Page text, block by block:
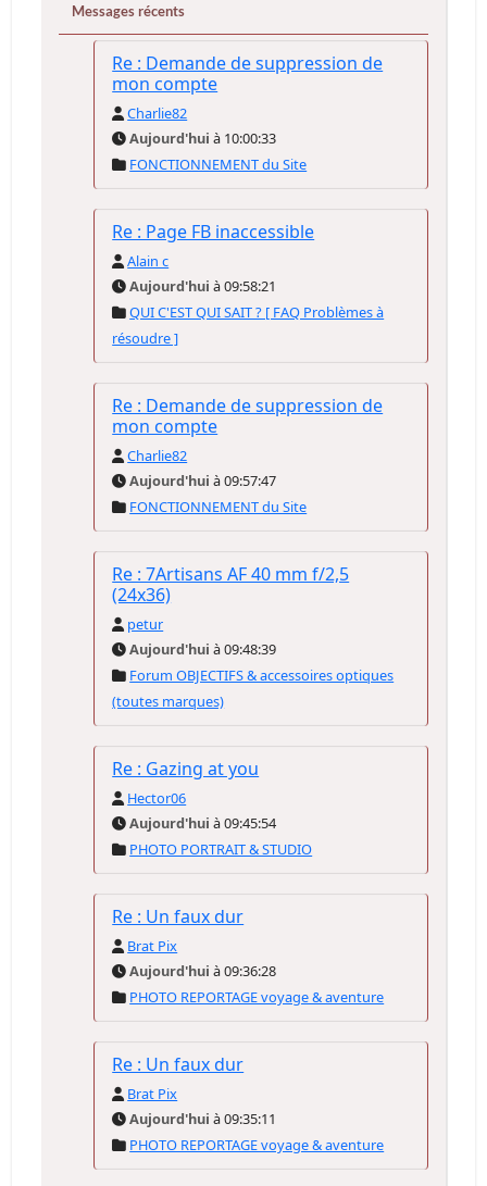
Messages récents
Re : Demande de suppression de
mon compte
Charlie82
Aujourd'hui à 10:00:33
FONCTIONNEMENT du Site
Re : Page FB inaccessible
Alain c
Aujourd'hui à 09:58:21
QUI C'EST QUI SAIT ? [ FAQ Problèmes à
résoudre ]
Re : Demande de suppression de
mon compte
Charlie82
Aujourd'hui à 09:57:47
FONCTIONNEMENT du Site
Re : 7Artisans AF 40 mm f/2,5
(24x36)
petur
Aujourd'hui à 09:48:39
Forum OBJECTIFS & accessoires optiques
(toutes marques)
Re : Gazing at you
Hector06
Aujourd'hui à 09:45:54
PHOTO PORTRAIT & STUDIO
Re : Un faux dur
Brat Pix
Aujourd'hui à 09:36:28
PHOTO REPORTAGE voyage & aventure
Re : Un faux dur
Brat Pix
Aujourd'hui à 09:35:11
PHOTO REPORTAGE voyage & aventure